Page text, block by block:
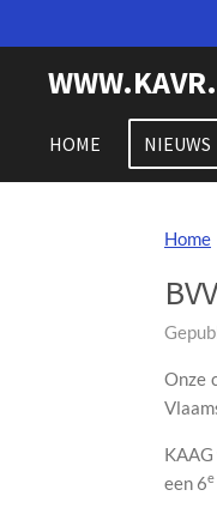
direct
hoofdinhoud
HOME NIEUWS
Home
Onze
een 6e